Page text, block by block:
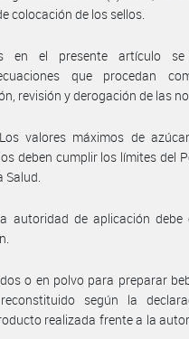
colocación de los sellos.
en el presente artículo
que procedan
revisión y derogación de las
valores máximos de
deben cumplir los límites del
Salud.
autoridad de aplicación debe
o en polvo para preparar
según la
realizada frente a la